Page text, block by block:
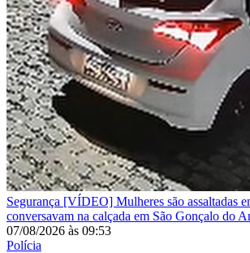
Segurança [VÍDEO] Mulheres são assaltadas
conversavam na calçada em São Gonçalo do
07/08/2026 às 09:53
Polícia